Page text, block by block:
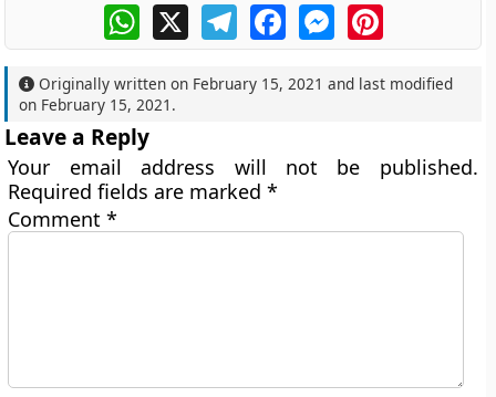
WhatsApp
X TelegramFacebookMessengerPinterest
Originally written on February 15, 2021 and last modified
on February 15, 2021 .
Leave a Reply
Your email address will not be published.
Required fields are marked*
Comment*